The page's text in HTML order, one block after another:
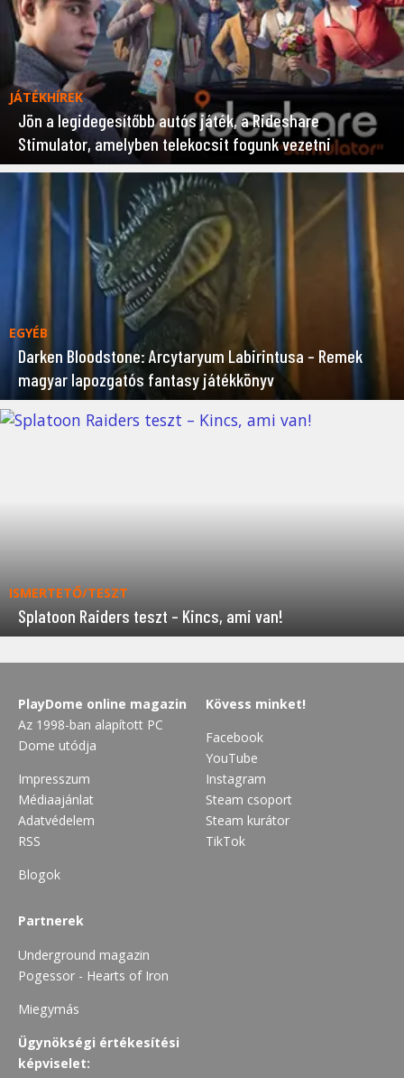
JÁTÉKHÍREK
Jön a legidegesítőbb autós játék, a Rideshare
Stimulator, amelyben telekocsit fogunk vezetni
EGYÉB
Darken Bloodstone: Arcytaryum Labirintusa – Remek
magyar lapozgatós fantasy játékkönyv
ISMERTETŐ/TESZT
Splatoon Raiders teszt – Kincs, ami van!
PlayDome online magazin
Az 1998-ban alapított PC
Dome utódja
Impresszum
Médiaajánlat
Adatvédelem
RSS
Blogok
Kövess minket!
Facebook
YouTube
Instagram
Steam csoport
Steam kurátor
TikTok
Partnerek
Underground magazin
Pogessor - Hearts of Iron
Miegymás
Ügynökségi értékesítési
képviselet: